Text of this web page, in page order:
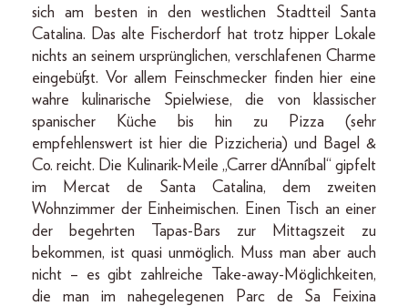
sich am besten in den westlichen Stadtteil Santa
Catalina. Das alte Fischerdorf hat trotz hipper Lokale
nichts an seinem ursprünglichen, verschlafenen Charme
eingebüßt. Vor allem Feinschmecker finden hier eine
wahre kulinarische Spielwiese, die von klassischer
spanischer Küche bis hin zu Pizza (sehr
empfehlenswert ist hier die Pizzicheria) und Bagel &
Co. reicht. Die Kulinarik-Meile „Carrer d‘Anníbal“ gipfelt
im Mercat de Santa Catalina, dem zweiten
Wohnzimmer der Einheimischen. Einen Tisch an einer
der begehrten Tapas-Bars zur Mittagszeit zu
bekommen, ist quasi unmöglich. Muss man aber auch
nicht – es gibt zahlreiche Take-away-Möglichkeiten,
die man im nahegelegenen Parc de Sa Feixina